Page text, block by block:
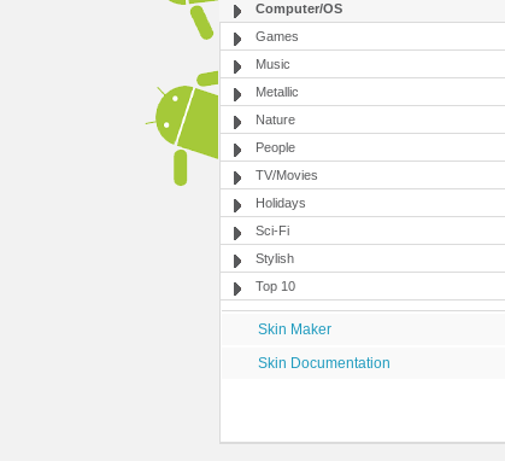
Computer/OS
Games
Music
Metallic
Nature
People
TV/Movies
Holidays
Sci-Fi
Stylish
Top 10
Skin Maker
Skin Documentation